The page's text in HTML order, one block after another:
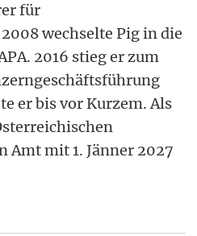
für
wechselte Pig in die
2016 stieg er zum
er bis vor Kurzem. Als
Amt mit 1. Jänner 2027